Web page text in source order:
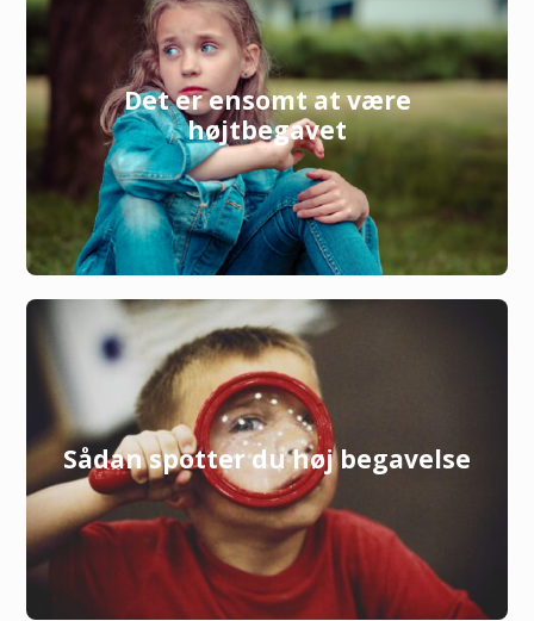
Det er ensomt at være
højtbegavet
Sådan spotter du høj begavelse